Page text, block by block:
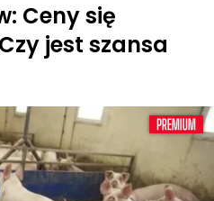
Ceny się
jest szansa